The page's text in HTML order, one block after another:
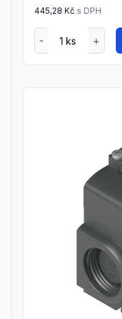
445,28 Kč s DPH